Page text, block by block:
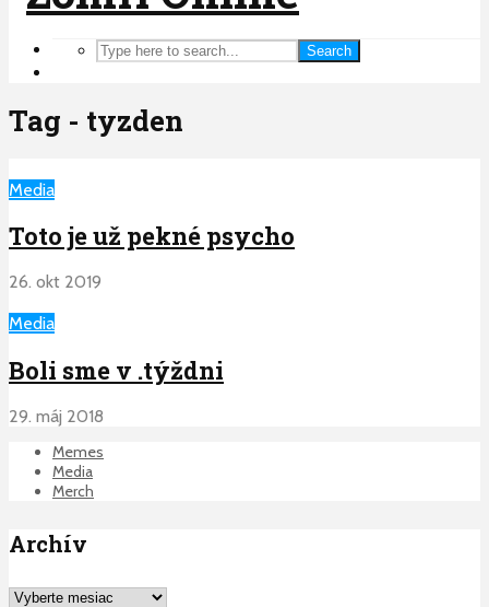
Search
Tag - tyzden
Media
Toto je už pekné psycho
26. okt 2019
Media
Boli sme v .týždni
29. máj 2018
Memes
Media
Merch
Archív
Archív